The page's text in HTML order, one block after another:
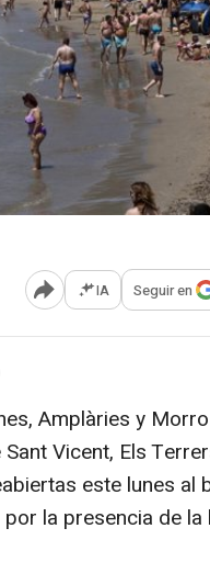
Abrir opciones para
IA Seguir en
Amplàries y
Vicent, Els
este lunes al
la presencia de la